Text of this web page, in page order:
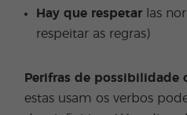
Hay que respetar las
respeitar as regras)
Perifras de possibilidade
estas usam os verbos